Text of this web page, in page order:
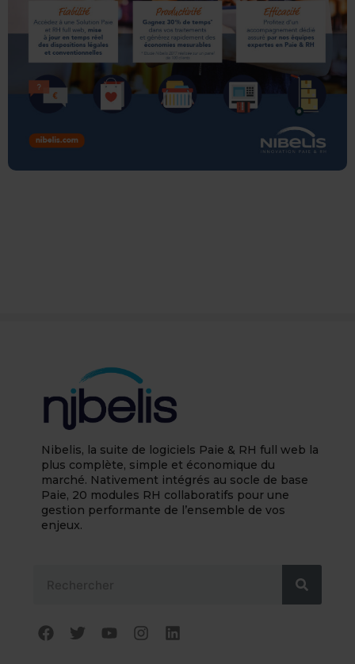
Nibelis, la suite de logiciels Paie & RH full web la
plus complète, simple et économique du
marché. Nativement intégrés au socle de base
Paie, 20 modules RH collaboratifs pour une
gestion performante de l’ensemble de vos
enjeux.
F
a
T
w
Y
o
I
n
L
i